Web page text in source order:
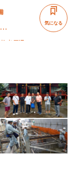
格者優遇
気になる